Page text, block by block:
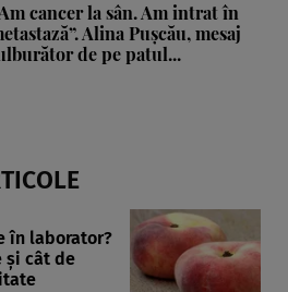
cancer la sân. Am intrat în
Alina Pușcău, mesaj
de pe patul...
în laborator?
și cât de